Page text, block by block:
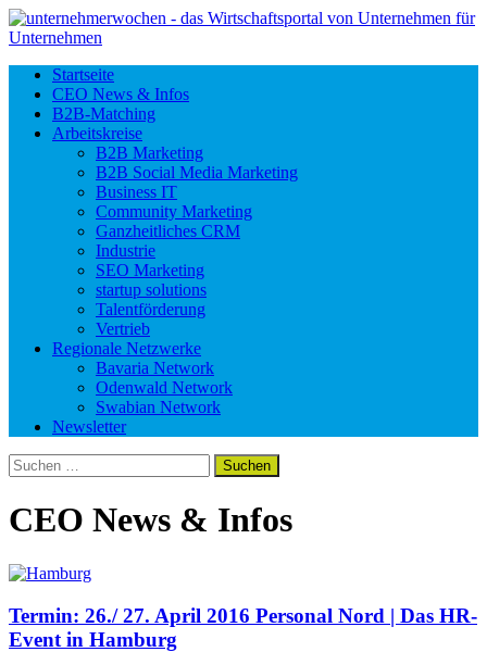
Startseite
CEO News & Infos
B2B-Matching
Arbeitskreise
B2B Marketing
B2B Social Media Marketing
Business IT
Community Marketing
Ganzheitliches CRM
Industrie
SEO Marketing
startup solutions
Talentförderung
Vertrieb
Regionale Netzwerke
Bavaria Network
Odenwald Network
Swabian Network
Newsletter
Suchen
nach:
CEO News & Infos
Termin: 26./ 27. April 2016 Personal Nord | Das HR-
Event in Hamburg